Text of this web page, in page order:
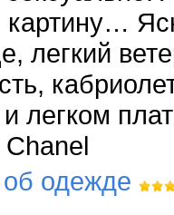
картину…
легкий
и легком
Chanel
одежде